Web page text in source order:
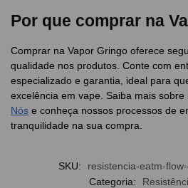
Por que comprar na
Comprar na Vapor Gringo oferece
qualidade nos produtos. Conte com
especializado e garantia, ideal para
excelência em vape. Saiba mais
Nós e conheça nossos processos de
tranquilidade na sua compra.
SKU:
resistencia-eatm-
Categoria: